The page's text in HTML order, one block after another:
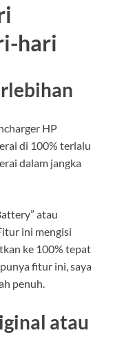
hari
HP
di 100% terlalu
dalam jangka
atau
ini mengisi
ke 100% tepat
fitur ini, saya
penuh.
atau